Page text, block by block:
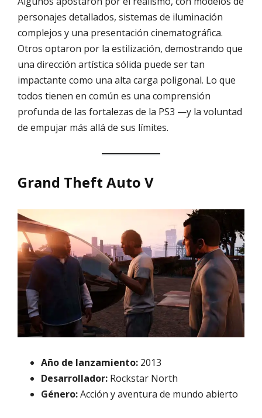
personajes detallados, sistemas de iluminación
complejos y una presentación cinematográfica.
Otros optaron por la estilización, demostrando que
una dirección artística sólida puede ser tan
impactante como una alta carga poligonal. Lo que
todos tienen en común es una comprensión
profunda de las fortalezas de la PS3 —y la voluntad
de empujar más allá de sus límites.
Grand Theft Auto V
Año de lanzamiento: 2013
Desarrollador: Rockstar North
Género:Acción y aventura de mundo abierto